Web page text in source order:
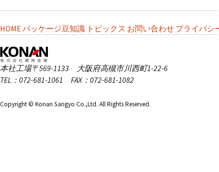
HOME パッケージ豆知識 トピックス お問い合わせ プライバシ
本社工場〒569-1133 大阪府高槻市川西町1-22-6
TEL：072-681-1061 FAX：072-681-1082
Copyright © Konan Sangyo Co.,Ltd. All Rights Reserved.